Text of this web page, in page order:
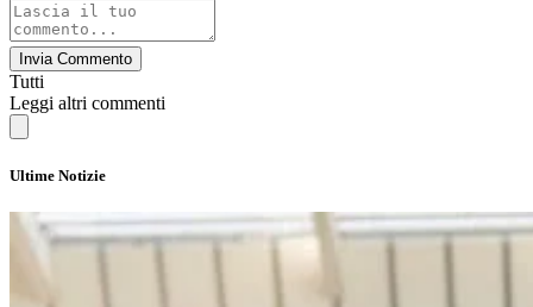
Invia Commento
Tutti
Leggi altri commenti
Ultime Notizie